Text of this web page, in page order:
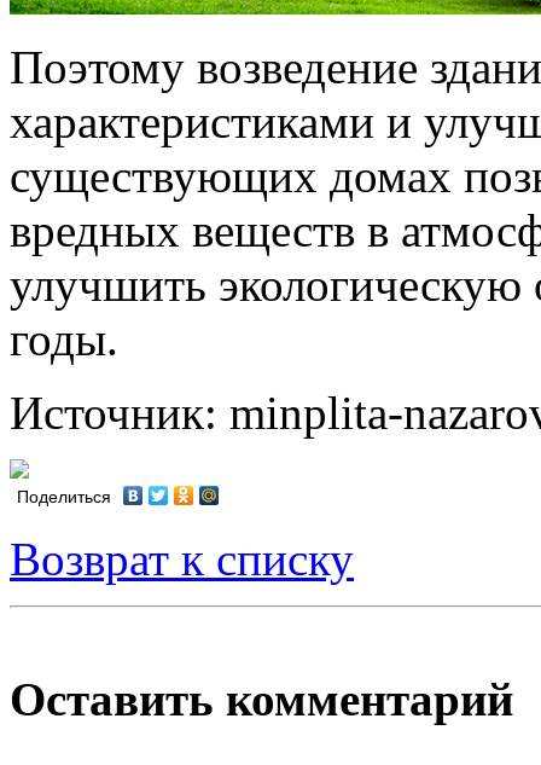
Поэтому возведение
характеристиками и
существующих домах
вредных веществ в
улучшить экологическую
годы.
Источник: minplita-
Поделиться
Возврат к списку
Оставить комментарий